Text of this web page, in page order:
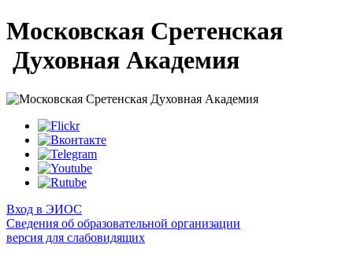
Московская Сретенская
Духовная Академия
Вход в ЭИОС
Сведения об образовательной организации
версия для слабовидящих